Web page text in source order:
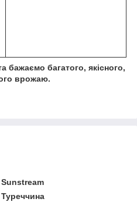
багатого, якісного,
врожаю.
Sunstream
Туреччина